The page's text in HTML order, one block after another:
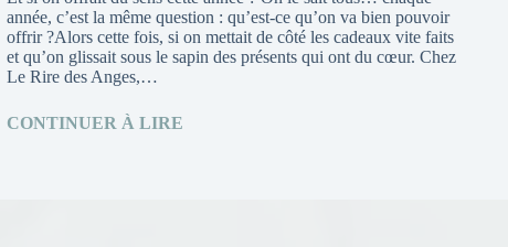
année, c’est la même question : qu’est-ce qu’on va bien pouvoir
offrir ?Alors cette fois, si on mettait de côté les cadeaux vite faits
et qu’on glissait sous le sapin des présents qui ont du cœur. Chez
Le Rire des Anges,…
CONTINUER À LIRE